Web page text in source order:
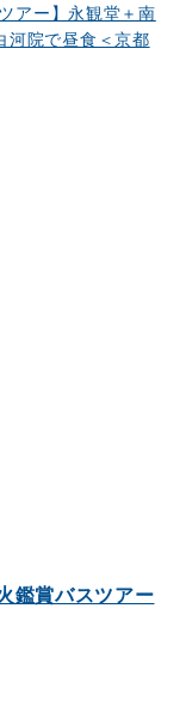
アー】永観堂＋南
河院で昼食＜京都
鑑賞バスツアー